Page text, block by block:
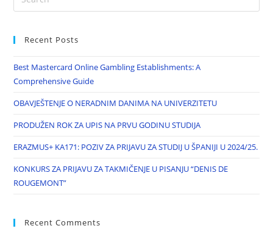
Recent Posts
Best Mastercard Online Gambling Establishments: A
Comprehensive Guide
OBAVJEŠTENJE O NERADNIM DANIMA NA UNIVERZITETU
PRODUŽEN ROK ZA UPIS NA PRVU GODINU STUDIJA
ERAZMUS+ KA171: POZIV ZA PRIJAVU ZA STUDIJ U ŠPANIJI U 2024/25.
KONKURS ZA PRIJAVU ZA TAKMIČENJE U PISANJU “DENIS DE
ROUGEMONT”
Recent Comments